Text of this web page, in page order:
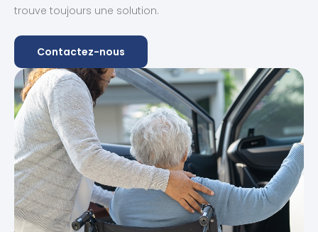
trouve toujours une solution.
Contactez-nous